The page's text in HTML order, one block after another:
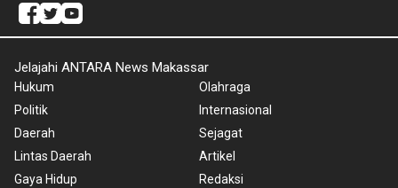
Jelajahi ANTARA News Makassar
Hukum
Politik
Daerah
Lintas Daerah
Gaya Hidup
Olahraga
Internasional
Sejagat
Artikel
Redaksi